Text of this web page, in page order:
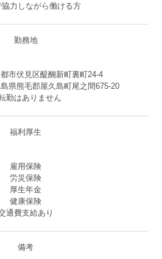
力しながら働ける方
勤務地
市伏見区醍醐新町裏町24-4
県熊毛郡屋久島町尾之間675-20
勤はありません
福利厚生
雇用保険
労災保険
厚生年金
健康保険
通費支給あり
備考